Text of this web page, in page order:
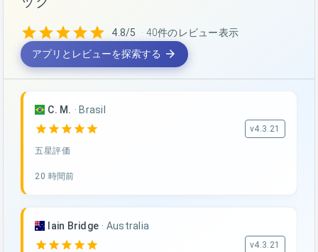
starstarstarstarstar 4.8/5
· 40件のレビュー表示
アプリとレビューを探索する arrow_forward
C. M. · Brasil
star star star star star v4.3.21
五星評価
20 時間前
Iain Bridge · Australia
star star star star star v4.3.21